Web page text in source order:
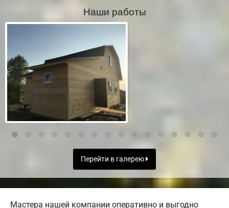
Наши работы
Перейти в галерею
Мастера нашей компании оперативно и выгодно